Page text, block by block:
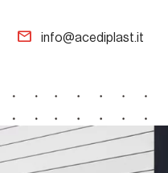
mail info@acediplast.it